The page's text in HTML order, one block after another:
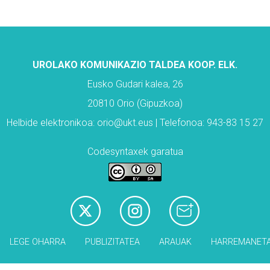
UROLAKO KOMUNIKAZIO TALDEA KOOP. ELK.
Eusko Gudari kalea, 26
20810 Orio (Gipuzkoa)
Helbide elektronikoa: orio@ukt.eus | Telefonoa: 943-83 15 27
Codesyntaxek garatua
LEGE OHARRA PUBLIZITATEA ARAUAK